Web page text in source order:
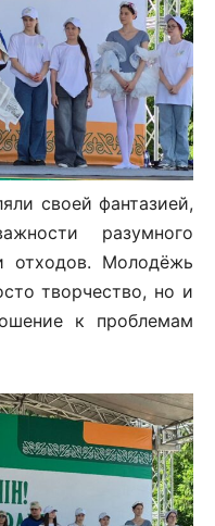
своей фантазией,
разумного
отходов. Молодёжь
творчество, но и
к проблемам